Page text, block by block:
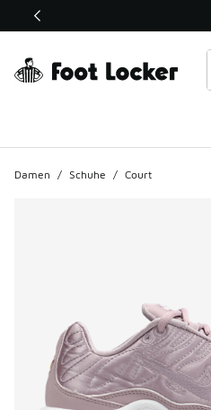
Dieser Link öffnet sich in einem
Damen / Schuhe / Court